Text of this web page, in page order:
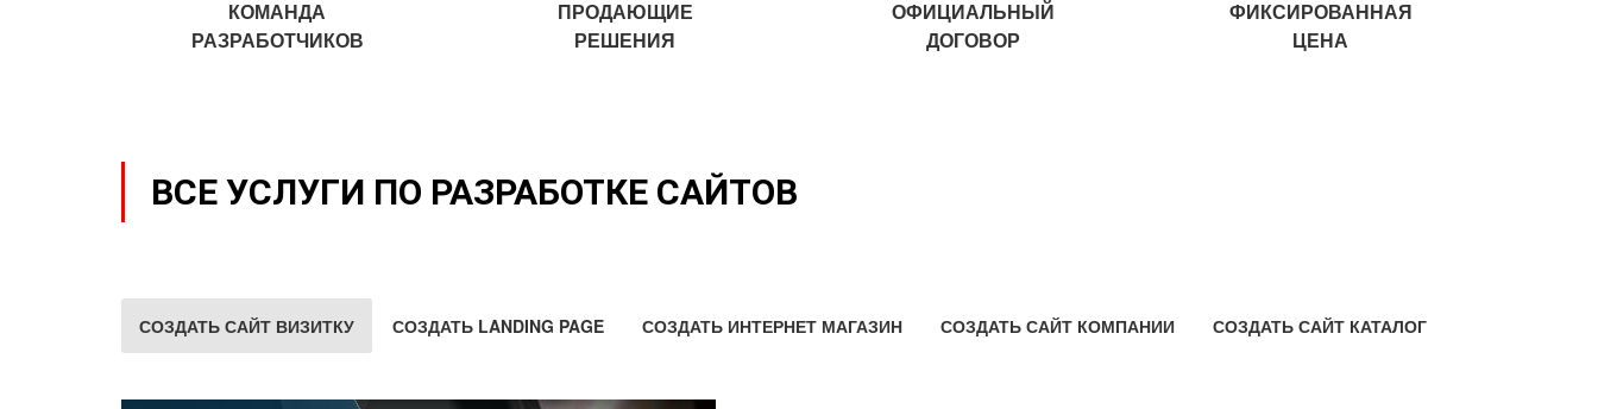
КОМАНДА
РАЗРАБОТЧИКОВ
ПРОДАЮЩИЕ
РЕШЕНИЯ
ОФИЦИАЛЬНЫЙ
ДОГОВОР
ФИКСИРОВАННАЯ
ЦЕНА
ВСЕ УСЛУГИ ПО РАЗРАБОТКЕ САЙТОВ
СОЗДАТЬ САЙТ ВИЗИТКУ СОЗДАТЬ LANDING PAGE СОЗДАТЬ ИНТЕРНЕТ МАГАЗИН СОЗДАТЬ САЙТ КОМПАНИИ СОЗДАТЬ САЙТ КАТАЛОГ